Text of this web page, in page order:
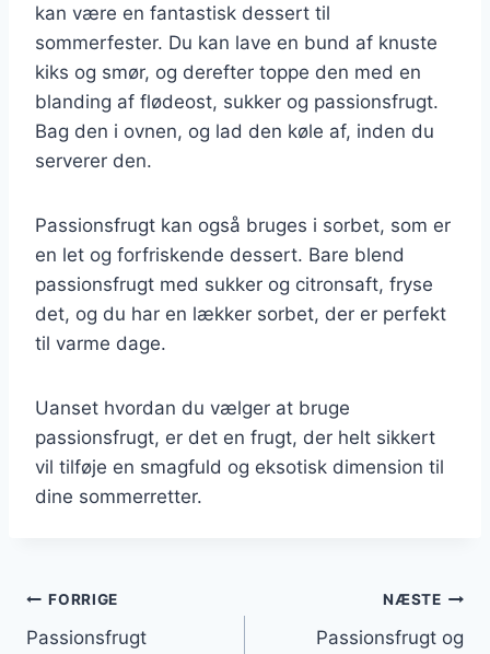
kan være en fantastisk dessert til
sommerfester. Du kan lave en bund af knuste
kiks og smør, og derefter toppe den med en
blanding af flødeost, sukker og passionsfrugt.
Bag den i ovnen, og lad den køle af, inden du
serverer den.
Passionsfrugt kan også bruges i sorbet, som er
en let og forfriskende dessert. Bare blend
passionsfrugt med sukker og citronsaft, fryse
det, og du har en lækker sorbet, der er perfekt
til varme dage.
Uanset hvordan du vælger at bruge
passionsfrugt, er det en frugt, der helt sikkert
vil tilføje en smagfuld og eksotisk dimension til
dine sommerretter.
Indlægsnavigation
FORRIGE
Passionsfrugt
NÆSTE
Passionsfrugt og